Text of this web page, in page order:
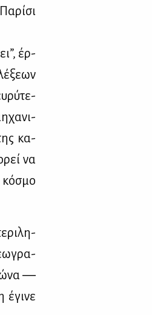
έρ­
κα­
να
―
έγι­νε